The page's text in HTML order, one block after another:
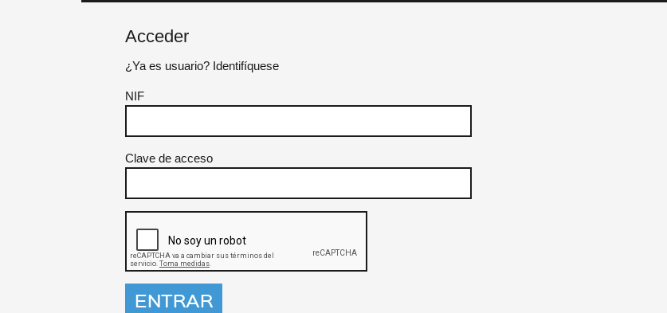
Acceder
¿Ya es usuario? Identifíquese
NIF
Clave de acceso